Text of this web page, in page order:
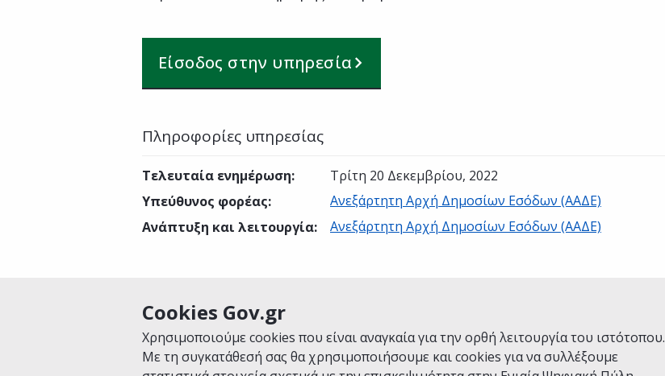
Cookies Gov.gr
Χρησιμοποιούμε cookies που είναι αναγκαία για την ορθή λειτουργία του ιστότοπου.
Με τη συγκατάθεσή σας θα χρησιμοποιήσουμε και cookies για να συλλέξουμε
Είσοδος στην υπηρεσία
Πληροφορίες υπηρεσίας
Τελευταία ενημέρωση:
Τρίτη 20 Δεκεμβρίου, 2022
Υπεύθυνος φορέας:
Ανεξάρτητη Αρχή Δημοσίων Εσόδων (ΑΑΔΕ)
Ανάπτυξη και λειτουργία: Ανεξάρτητη Αρχή Δημοσίων Εσόδων (ΑΑΔΕ)
Είναι χρήσιμη αυτή η σελίδα;